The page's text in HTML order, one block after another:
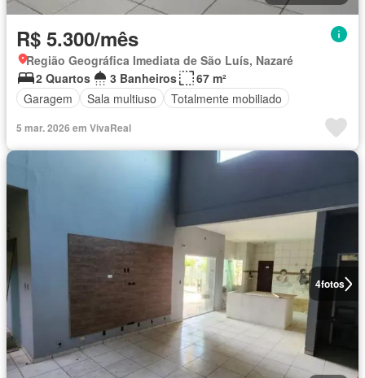
R$ 5.300/mês
Região Geográfica Imediata de São Luís, Nazaré
2 Quartos
3 Banheiros
67 m²
Garagem
Sala multiuso Totalmente mobiliado
5 mar. 2026 em VivaReal
4fotos